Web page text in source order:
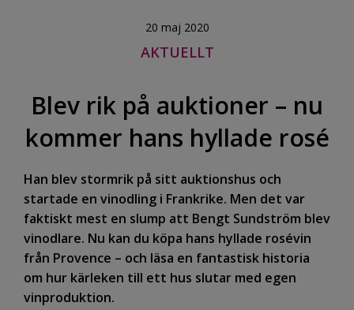
20 maj 2020
AKTUELLT
Blev rik på auktioner – nu
kommer hans hyllade rosé
Han blev stormrik på sitt auktionshus och
startade en vinodling i Frankrike. Men det var
faktiskt mest en slump att Bengt Sundström blev
vinodlare. Nu kan du köpa hans hyllade rosévin
från Provence – och läsa en fantastisk historia
om hur kärleken till ett hus slutar med egen
vinproduktion.